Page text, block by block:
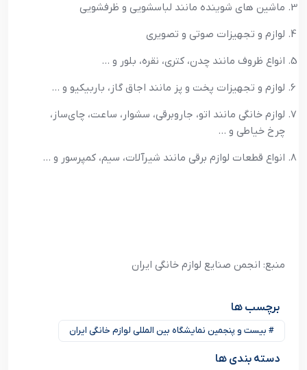
ماشین های شوینده مانند لباسشویی و ظرفشویی
لوازم و تجهیزات صوتی و تصویری
انواع ظروف مانند چدن، کتری، نقره، بلور و …
لوازم و تجهیزات پخت و پز مانند اجاق گاز، باربیکیو و …
لوازم خانگی مانند اتو، جاروبرقی، سشوار، ساعت، چای‌ساز،
چرخ خیاطی و …
انواع قطعات لوازم برقی مانند شیرآلات، سیم، کمپرسور و …
منبع: انجمن صنایع لوازم خانگی ایران
برچسب ها
# بیست و پنجمین نمایشگاه بین المللی لوازم خانگی ایران
دسته بندی ها